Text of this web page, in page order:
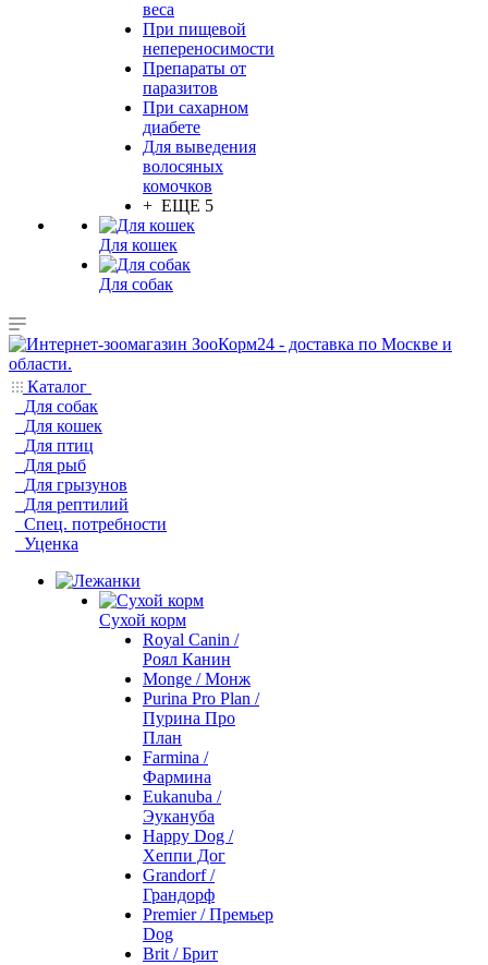
веса
При пищевой
непереносимости
Препараты от
паразитов
При сахарном
диабете
Для выведения
волосяных
комочков
+ ЕЩЕ 5
Для кошек
Для собак
Каталог
Для собак
Для кошек
Для птиц
Для рыб
Для грызунов
Для рептилий
Спец. потребности
Уценка
Сухой корм
Royal Canin /
Роял Канин
Monge / Монж
Purina Pro Plan /
Пурина Про
План
Farmina /
Фармина
Eukanuba /
Эукануба
Happy Dog /
Хеппи Дог
Grandorf /
Грандорф
Premier / Премьер
Dog
Brit / Брит